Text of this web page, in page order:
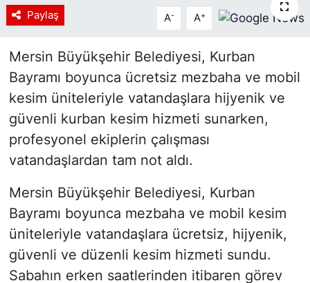
Paylaş A- A+
Mersin Büyükşehir Belediyesi, Kurban
Bayramı boyunca ücretsiz mezbaha ve mobil
kesim üniteleriyle vatandaşlara hijyenik ve
güvenli kurban kesim hizmeti sunarken,
profesyonel ekiplerin çalışması
vatandaşlardan tam not aldı.
Mersin Büyükşehir Belediyesi, Kurban
Bayramı boyunca mezbaha ve mobil kesim
üniteleriyle vatandaşlara ücretsiz, hijyenik,
güvenli ve düzenli kesim hizmeti sundu.
Sabahın erken saatlerinden itibaren görev
Siyaset
YEREL HABER
Haberde insan
Tanıtım